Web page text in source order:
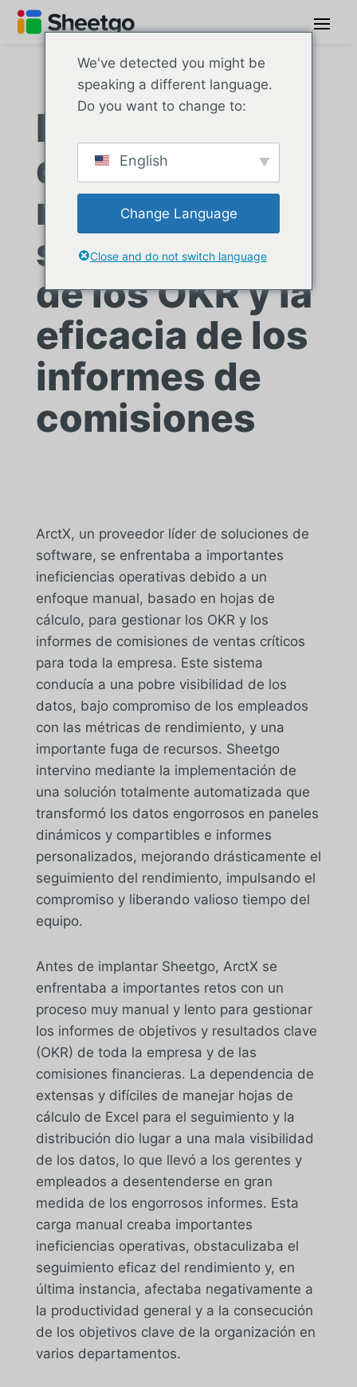
El proveedor
de software
mejora el
seguimiento
de los OKR y la
eficacia de los
informes de
comisiones
ArctX, un proveedor líder de soluciones de
software, se enfrentaba a importantes
ineficiencias operativas debido a un
enfoque manual, basado en hojas de
cálculo, para gestionar los OKR y los
informes de comisiones de ventas críticos
para toda la empresa. Este sistema
conducía a una pobre visibilidad de los
datos, bajo compromiso de los empleados
con las métricas de rendimiento, y una
importante fuga de recursos. Sheetgo
intervino mediante la implementación de
una solución totalmente automatizada que
transformó los datos engorrosos en paneles
dinámicos y compartibles e informes
personalizados, mejorando drásticamente el
seguimiento del rendimiento, impulsando el
compromiso y liberando valioso tiempo del
equipo.
Antes de implantar Sheetgo, ArctX se
enfrentaba a importantes retos con un
proceso muy manual y lento para gestionar
los informes de objetivos y resultados clave
(OKR) de toda la empresa y de las
comisiones financieras. La dependencia de
extensas y difíciles de manejar hojas de
cálculo de Excel para el seguimiento y la
distribución dio lugar a una mala visibilidad
de los datos, lo que llevó a los gerentes y
empleados a desentenderse en gran
medida de los engorrosos informes. Esta
carga manual creaba importantes
ineficiencias operativas, obstaculizaba el
seguimiento eficaz del rendimiento y, en
última instancia, afectaba negativamente a
la productividad general y a la consecución
de los objetivos clave de la organización en
varios departamentos.
We've detected you might be
speaking a different language.
Do you want to change to:
English
Change Language
Close and do not switch language